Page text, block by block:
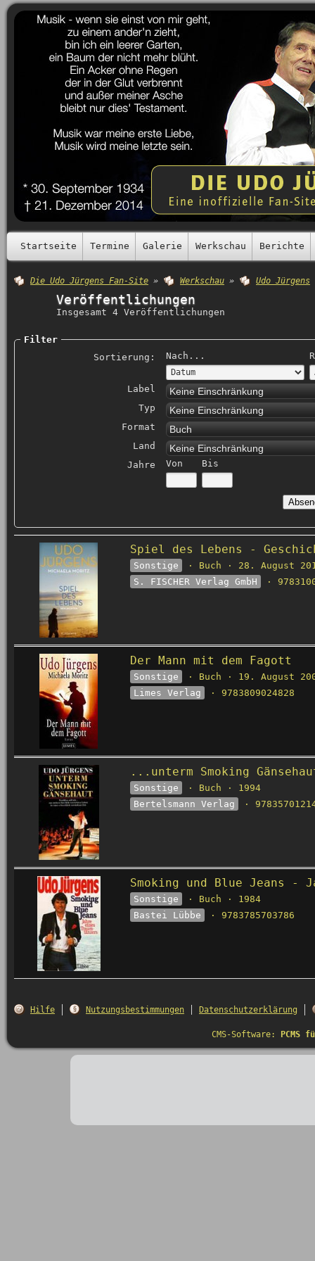
Startseite Termine Galerie Werkschau Berichte
Die Udo Jürgens Fan-Site » Werkschau » Udo Jürgens
Veröffentlichungen
Insgesamt 4 Veröffentlichungen
Filter
Sortierung:
Nach...
Label Keine Einschränkung
Typ Keine Einschränkung
Format Buch
Land Keine Einschränkung
Jahre Von Bis
Spiel des Lebens -
Sonstige
· Buch · 28. August
S. FISCHER Verlag GmbH
·
Der Mann mit dem Fagott
Sonstige
· Buch · 19. August
Limes Verlag
· 9783809024828
...unterm Smoking
Sonstige
· Buch · 1994
Bertelsmann Verlag
·
Smoking und Blue Jeans -
Sonstige
· Buch · 1984
Bastei Lübbe
· 9783785703786
Hilfe Nutzungsbestimmungen Datenschutzerklärung
CMS-Software: PCMS